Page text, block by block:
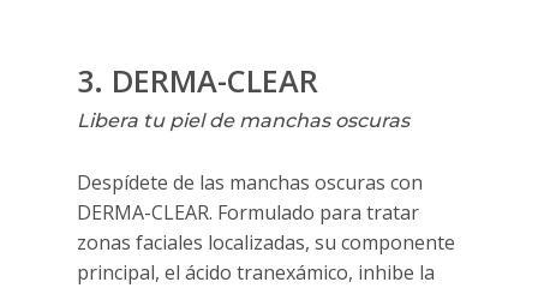
3. DERMA-CLEAR
Libera tu piel de manchas oscuras
Despídete de las manchas oscuras con
DERMA-CLEAR. Formulado para tratar
zonas faciales localizadas, su componente
principal, el ácido tranexámico, inhibe la